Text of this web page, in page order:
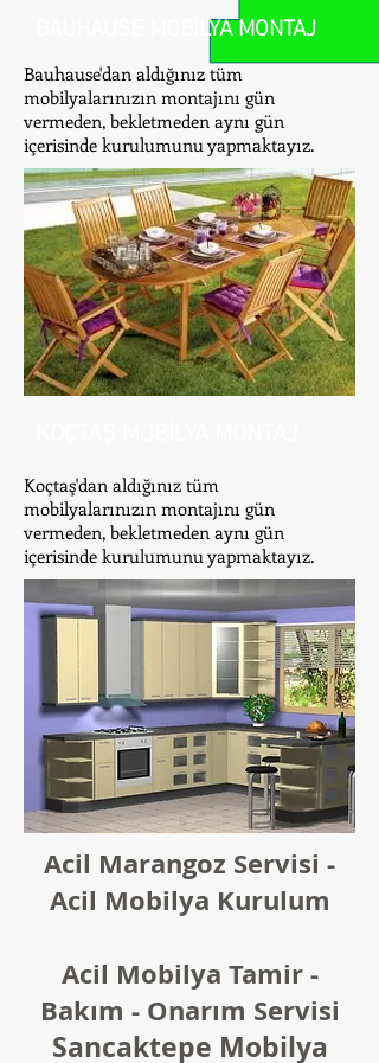
BAUHAUSE MOBİLYA MONTAJ
Bauhause'dan aldığınız tüm
mobilyalarınızın montajını gün
vermeden, bekletmeden aynı gün
içerisinde kurulumunu yapmaktayız.
Koçtaş'dan aldığınız tüm
mobilyalarınızın montajını gün
vermeden, bekletmeden aynı gün
içerisinde kurulumunu yapmaktayız.
Acil Marangoz Servisi -
Acil Mobilya Kurulum
Acil Mobilya Tamir -
Bakım - Onarım Servisi
Sancaktepe Mobilya